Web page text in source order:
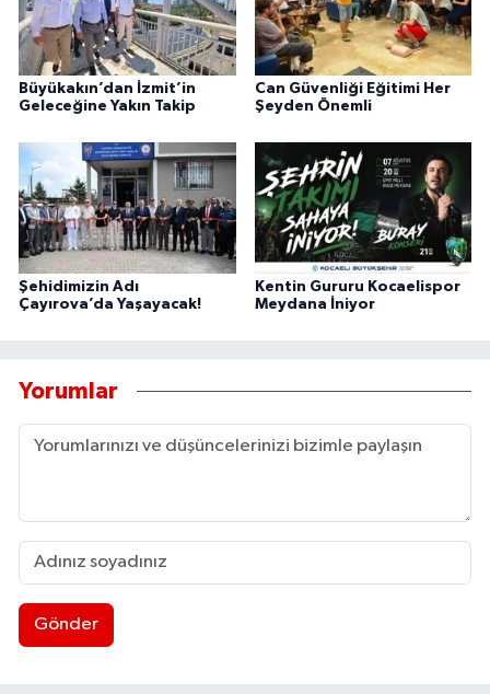
Büyükakın’dan İzmit’in
Geleceğine Yakın Takip
Can Güvenliği Eğitimi Her
Şeyden Önemli
Şehidimizin Adı
Çayırova’da Yaşayacak!
Kentin Gururu Kocaelispor
Meydana İniyor
Yorumlar
Gönder